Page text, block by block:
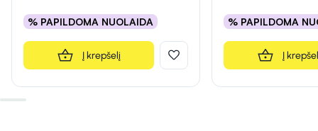
% PAPILDOMA NUOLAIDA
Į krepšelį
% PAPILDOMA
Į